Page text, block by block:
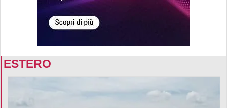
ESTERO